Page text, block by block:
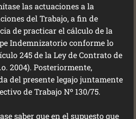
las actuaciones a la
del Trabajo, a fin de
de practicar el cálculo de la
Indemnizatorio conforme lo
245 de la Ley de Contrato de
2004). Posteriormente,
del presente legajo juntamente
de Trabajo Nº 130/75.
saber que en el supuesto que